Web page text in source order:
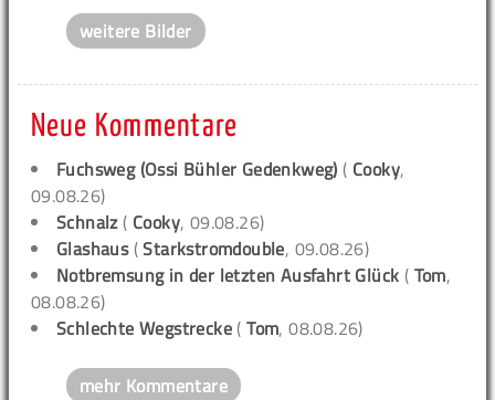
weitere Bilder
Neue Kommentare
Fuchsweg (Ossi Bühler Gedenkweg) ( Cooky,
09.08.26)
Schnalz( Cooky, 09.08.26)
Glashaus(Starkstromdouble, 09.08.26)
Notbremsung in der letzten Ausfahrt Glück ( Tom,
08.08.26)
Schlechte Wegstrecke (Tom, 08.08.26)
mehr Kommentare